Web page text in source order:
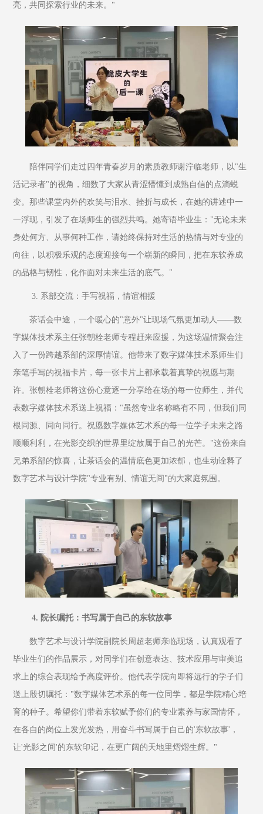
亮，共同探索行业的未来。"
陪伴同学们走过四年青春岁月的素质教师谢泞临老师，以"生
活记录者"的视角，细数了大家从青涩懵懂到成熟自信的点滴蜕
变。那些课堂内外的欢笑与泪水、挫折与成长，在她的讲述中一
一浮现，引发了在场师生的强烈共鸣。她寄语毕业生："无论未来
身处何方、从事何种工作，请始终保持对生活的热情与对专业的
向往，以积极乐观的态度迎接每一个崭新的瞬间，把在东软养成
的品格与韧性，化作面对未来生活的底气。"
3. 系部交流：手写祝福，情谊相援
茶话会中途，一个暖心的"意外"让现场气氛更加动人——数
字媒体技术系主任张朝栓老师专程赶来应援，为这场温情聚会注
入了一份跨越系部的深厚情谊。他带来了数字媒体技术系师生们
亲笔手写的祝福卡片，每一张卡片上都承载着真挚的祝愿与期
许。张朝栓老师将这份心意逐一分享给在场的每一位师生，并代
表数字媒体技术系送上祝福："虽然专业名称略有不同，但我们同
根同源、同向同行。祝愿数字媒体艺术系的每一位学子未来之路
顺顺利利，在光影交织的世界里绽放属于自己的光芒。"这份来自
兄弟系部的惊喜，让茶话会的温情底色更加浓郁，也生动诠释了
数字艺术与设计学院"专业有别、情谊无间"的大家庭氛围。
4. 院长嘱托：书写属于自己的东软故事
数字艺术与设计学院副院长周超老师亲临现场，认真观看了
毕业生们的作品展示，对同学们在创意表达、技术应用与审美追
求上的综合表现给予高度评价。他代表学院向即将远行的学子们
送上殷切嘱托："数字媒体艺术系的每一位同学，都是学院精心培
育的种子。希望你们带着东软赋予你们的专业素养与家国情怀，
在各自的岗位上发光发热，用奋斗书写属于自己的'东软故事'，
让'光影之间'的东软印记，在更广阔的天地里熠熠生辉。"